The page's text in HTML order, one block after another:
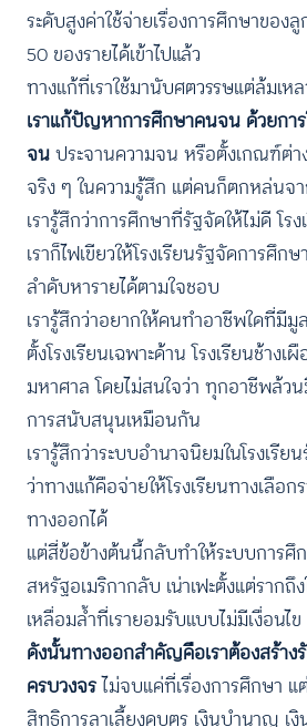
ระดับสูงค่าใช้จ่ายเรื่องการศึกษาของ
50 ของรายได้เข้าไปแล้ว
ทางแก้ที่เราใช้มานับศตวรรษแต่ล้มเห
เราแก้ปัญหาการศึกษาคนจน ด้วยกา
จนประจานความจน หรือตั้งเกณฑ์ต่
จริง ๆ ในความรู้สึก แต่คนก็ตกหล่นจ
เรารู้สึกว่าการศึกษาที่รัฐจัดให้ไม่ดี โ
เราก็ไฟเขียวให้โรงเรียนรัฐจัดการศึก
ลำดับหารายได้ตามใจชอบ
เรารู้สึกว่าอยากให้คนทำอาชีพใดที่มีมู
ตั้งโรงเรียนเฉพาะด้าน โรงเรียนช้างเ
มหาศาล โดยไม่สนใจว่า ทุกอาชีพล้ว
การสนับสนุนเหมือนกัน
เรารู้สึกว่าระบบอำนาจนิยมในโรงเรี
ว่าทางแก้คือจ่ายให้โรงเรียนทางเลือ
ทางออกได้
แต่สี่ข้อข้างต้นนี้กลับทำให้ระบบการศึ
สหรัฐอเมริกากลับ เน่าเฟะตั้งแต่รากถึ
เหลื่อมล้ำที่เรายอมรับแบบไม่มีเงื่อนไข
ดังนั้นทางออกสำคัญคือเราต้องสร้าง
ครบวงจรไม่จบแค่ที่เรื่องการศึกษา
สิทธิการลาเลี้ยงดูบุตร เงินบำนาญ เ